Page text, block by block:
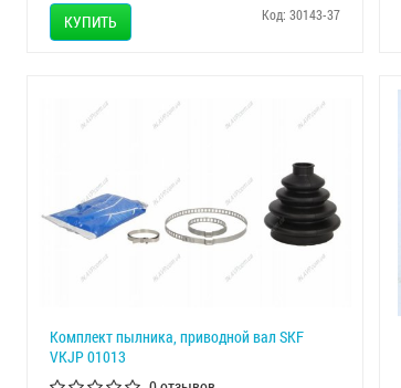
КУПИТЬ Код: 30143-37
Комплект пылника, приводной вал SKF
VKJP 01013